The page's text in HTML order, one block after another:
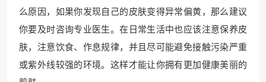
么原因，如果你发现自己的皮肤变得异常偏黄，那么建议
你要及时咨询专业医生。在日常生活中也应该注意保养皮
肤，注意饮食、作息规律，并且尽可能避免接触污染严重
或紫外线较强的环境。这样才能让你拥有更加健康美丽的